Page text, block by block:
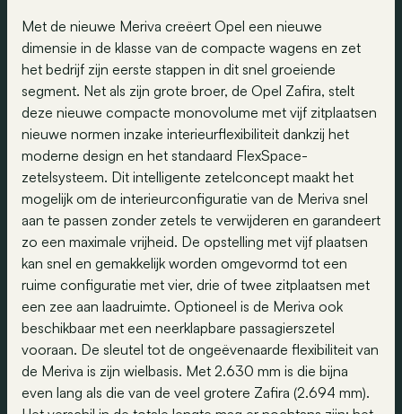
Met de nieuwe Meriva creëert Opel een nieuwe
dimensie in de klasse van de compacte wagens en zet
het bedrijf zijn eerste stappen in dit snel groeiende
segment. Net als zijn grote broer, de Opel Zafira, stelt
deze nieuwe compacte monovolume met vijf zitplaatsen
nieuwe normen inzake interieurflexibiliteit dankzij het
moderne design en het standaard FlexSpace-
zetelsysteem. Dit intelligente zetelconcept maakt het
mogelijk om de interieurconfiguratie van de Meriva snel
aan te passen zonder zetels te verwijderen en garandeert
zo een maximale vrijheid. De opstelling met vijf plaatsen
kan snel en gemakkelijk worden omgevormd tot een
ruime configuratie met vier, drie of twee zitplaatsen met
een zee aan laadruimte. Optioneel is de Meriva ook
beschikbaar met een neerklapbare passagierszetel
vooraan. De sleutel tot de ongeëvenaarde flexibiliteit van
de Meriva is zijn wielbasis. Met 2.630 mm is die bijna
even lang als die van de veel grotere Zafira (2.694 mm).